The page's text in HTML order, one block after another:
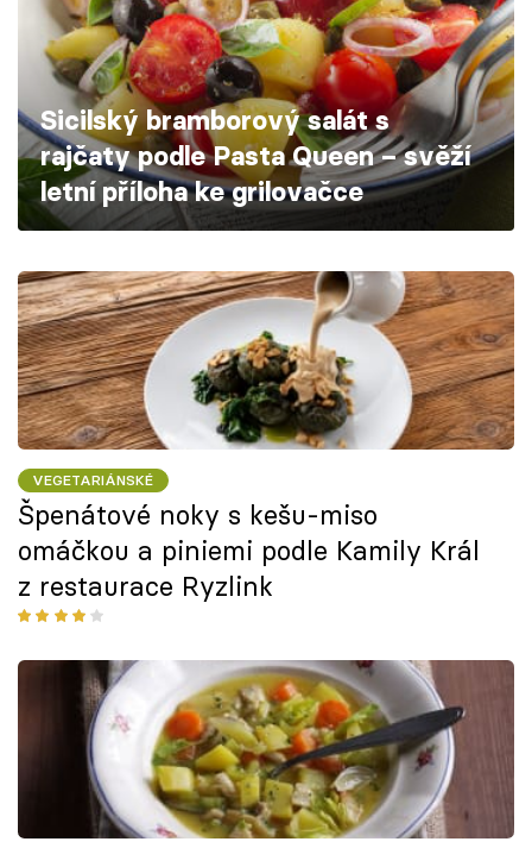
Škola vaření
Recepty z TV
Speciál: Cuketa
Těhotnej kuchař
Přihlášení
Sledujte nás
Sicilský bramborový salát s
rajčaty podle Pasta Queen – svěží
letní příloha ke grilovačce
VEGETARIÁNSKÉ
Špenátové noky s kešu-miso
omáčkou a piniemi podle Kamily Král
z restaurace Ryzlink